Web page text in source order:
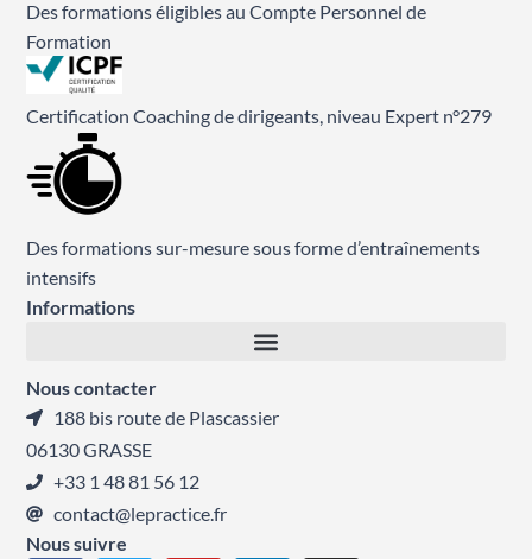
Des formations éligibles au Compte Personnel de
Formation
Certification Coaching de dirigeants, niveau Expert n°279
Des formations sur-mesure sous forme d’entraînements
intensifs
Informations
Nous contacter
188 bis route de Plascassier
06130 GRASSE
+33 1 48 81 56 12
contact@lepractice.fr
Nous suivre